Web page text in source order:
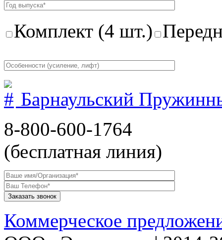
Комплект (4 шт.)
Барнаульский
8-800-600-1764
(бесплатная линия)
Коммерческое